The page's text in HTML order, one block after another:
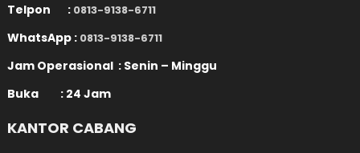
Telpon : 0813-9138-6711
WhatsApp : 0813-9138-6711
Jam Operasional : Senin – Minggu
Buka : 24 Jam
KANTOR CABANG